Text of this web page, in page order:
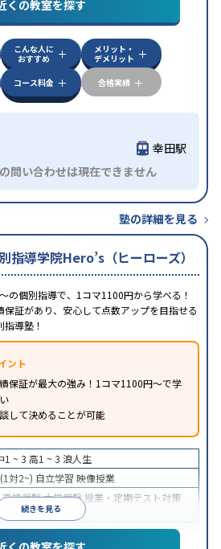
校生に対応授業の振替可能不登校生に対
ら受講可能季節講習のみの受講可
くの教室を探す
こんな人に
おすすめ
メリット・
デメリット
コース料金 合格実績
幸田駅
問い合わせは現在できません
塾の詳細を見る
指導学院Hero’s（ヒーローズ）
の個別指導で、1コマ1100円から学べる！
保証があり、安心して点数アップを目指せる
指導塾！
ント
保証が最大の強み！1コマ1100円～で学
して決めることが可能
続きを見る
1 ~ 3 高1 ~ 3 浪人生
対2~) 自立学習 映像授業
高校受験大学受験 授業・定期テスト対策
学習習慣の定着
生に対応成績保証制度あり授業の振替